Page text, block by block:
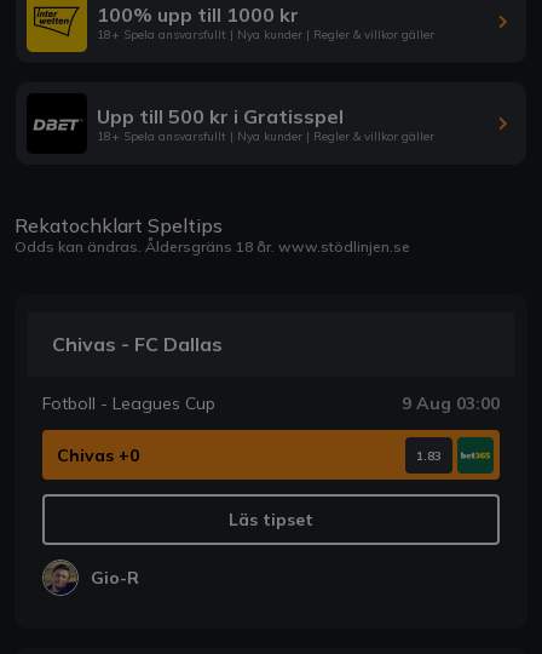
100% upp till 1000 kr
18+ Spela ansvarsfullt | Nya kunder | Regler & villkor gäller
Upp till 500 kr i Gratisspel
18+ Spela ansvarsfullt | Nya kunder | Regler & villkor gäller
Rekatochklart Speltips
Odds kan ändras. Åldersgräns 18 år. www.stödlinjen.se
Chivas - FC Dallas
Fotboll - Leagues Cup 9 Aug 03:00
Chivas +0 1.83
Läs tipset
Gio-R